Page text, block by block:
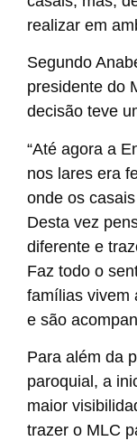
realizar em
Segundo
presidente do
decisão teve
“Até agora a
nos lares era
onde os
Desta vez
diferente e
Faz todo o
famílias vivem
e são
Para além da
paroquial, a
maior
trazer o MLC